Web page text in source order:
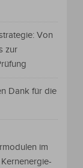
Von
zur
Dank für die
im